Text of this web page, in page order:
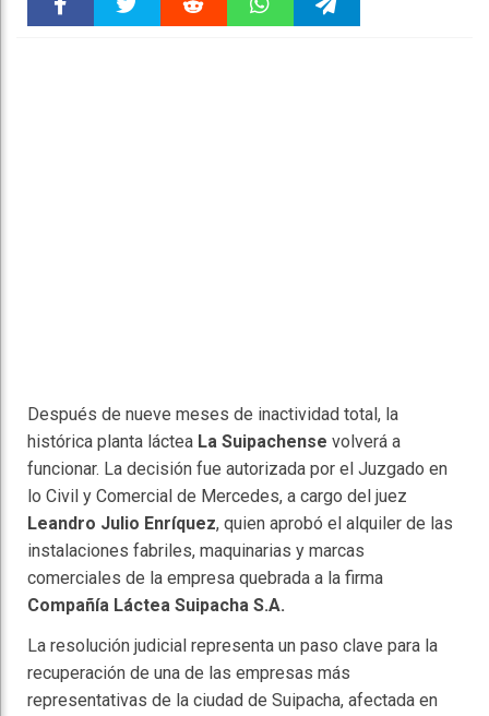
Después de nueve meses de inactividad total, la
histórica planta láctea La Suipachense volverá a
funcionar. La decisión fue autorizada por el Juzgado en
lo Civil y Comercial de Mercedes, a cargo del juez
Leandro Julio Enríquez, quien aprobó el alquiler de las
instalaciones fabriles, maquinarias y marcas
comerciales de la empresa quebrada a la firma
Compañía Láctea Suipacha S.A.
La resolución judicial representa un paso clave para la
recuperación de una de las empresas más
representativas de la ciudad de Suipacha, afectada en